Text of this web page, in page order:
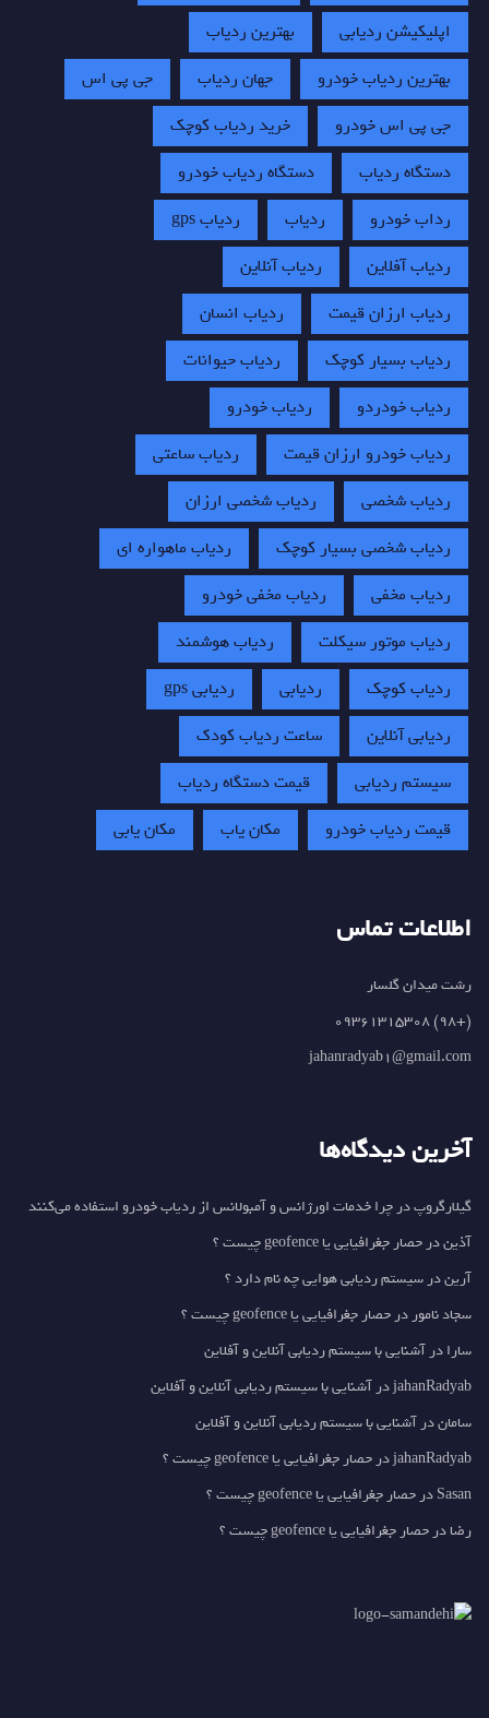
اپلیکیشن ردیابی
بهترین ردیاب
بهترین ردیاب خودرو
جهان ردیاب
جی پی اس
جی پی اس خودرو
خرید ردیاب کوچک
دستگاه ردیاب
دستگاه ردیاب خودرو
رداب خودرو
ردیاب
ردیاب gps
ردیاب آفلاین
ردیاب آنلاین
ردیاب ارزان قیمت
ردیاب انسان
ردیاب بسیار کوچک
ردیاب حیوانات
ردیاب خودردو
ردیاب خودرو
ردیاب خودرو ارزان قیمت
ردیاب ساعتی
ردیاب شخصی
ردیاب شخصی ارزان
ردیاب شخصی بسیار کوچک
ردیاب ماهواره ای
ردیاب مخفی
ردیاب مخفی خودرو
ردیاب موتور سیکلت
ردیاب هوشمند
ردیاب کوچک
ردیابی
ردیابی gps
ردیابی آنلاین
ساعت ردیاب کودک
سیستم ردیابی
قیمت دستگاه ردیاب
قیمت ردیاب خودرو
مکان یاب مکان یابی
اطلاعات تماس
رشت میدان گلسار
(+98) 09361315308
jahanradyab1@gmail.com
آخرین دیدگاه‌ها
گیلارگروپدر چرا خدمات اورژانس و آمبولانس از ردیاب خودرو استفاده می‌کنند
آذیندر حصار جغرافیایی یا geofence چیست ؟
آریندر سیستم ردیابی هوایی چه نام دارد ؟
سجاد نامور در حصار جغرافیایی یا geofence چیست ؟
سارادر آشنایی با سیستم ردیابی آنلاین و آفلاین
jahanRadyabدر آشنایی با سیستم ردیابی آنلاین و آفلاین
ساماندر آشنایی با سیستم ردیابی آنلاین و آفلاین
jahanRadyabدر حصار جغرافیایی یا geofence چیست ؟
Sasanدر حصار جغرافیایی یا geofence چیست ؟
رضادر حصار جغرافیایی یا geofence چیست ؟